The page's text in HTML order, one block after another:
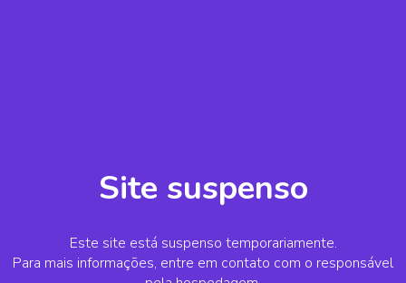
Site suspenso
Este site está suspenso temporariamente.
Para mais informações, entre em contato com o responsável